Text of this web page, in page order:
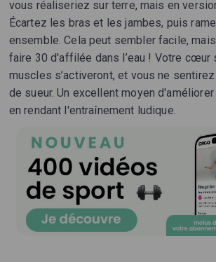
vous réaliseriez sur terre, mais en
Écartez les bras et les jambes, puis
ensemble. Cela peut sembler facile,
faire 30 d'affilée dans l’eau ! Votre cœur
muscles s’activeront, et vous ne
de sueur. Un excellent moyen
en rendant l'entraînement ludique.